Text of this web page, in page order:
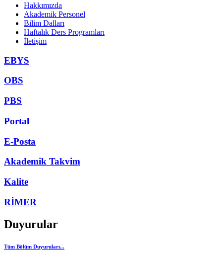
Hakkımızda
Akademik Personel
Bilim Dalları
Haftalık Ders Programları
İletişim
EBYS
OBS
PBS
Portal
E-Posta
Akademik Takvim
Kalite
RİMER
Duyurular
Tüm Bölüm Duyuruları...